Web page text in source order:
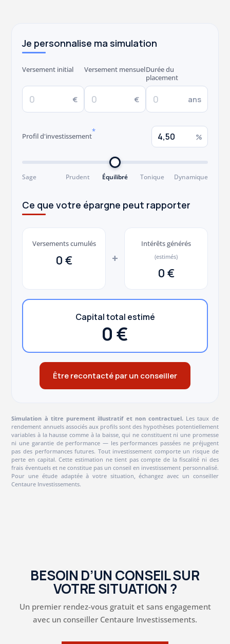
Je personnalise ma simulation
Versement initial
€
Versement mensuel
€
Durée du
placement
ans
Profil d'investissement
*
%
Sage Prudent Équilibré Tonique Dynamique
Ce que votre épargne peut rapporter
Versements cumulés
0 € +
Intérêts générés
(estimés)
0 €
Capital total estimé
0 €
Être recontacté par un conseiller
Simulation à titre purement illustratif et non contractuel.Les taux de
rendement annuels associés aux profils sont des hypothèses potentiellement
variables à la hausse comme à la baisse, qui ne constituent ni une promesse
ni une garantie de performance — les performances passées ne préjugent
pas des performances futures. Tout investissement comporte un risque de
perte en capital. Cette estimation ne tient pas compte de la fiscalité ni des
frais éventuels et ne constitue pas un conseil en investissement personnalisé.
Pour une étude adaptée à votre situation, échangez avec un conseiller
Centaure Investissements.
BESOIN D’UN CONSEIL SUR
VOTRE SITUATION ?
Un premier rendez-vous gratuit et sans engagement
avec un conseiller Centaure Investissements.